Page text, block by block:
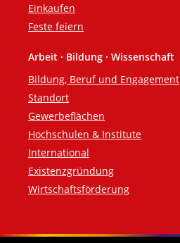
Einkaufen
Feste feiern
Arbeit · Bildung · Wissenschaft
Bildung, Beruf und Engagement
Standort
Gewerbeflächen
Hochschulen & Institute
International
Existenzgründung
Wirtschaftsförderung